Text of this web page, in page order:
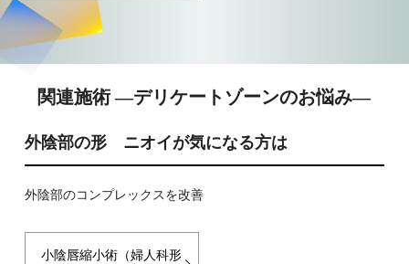
関連施術 ―デリケートゾーンのお悩み―
外陰部の形 ニオイが気になる方は
外陰部のコンプレックスを改善
小陰唇縮小術（婦人科形